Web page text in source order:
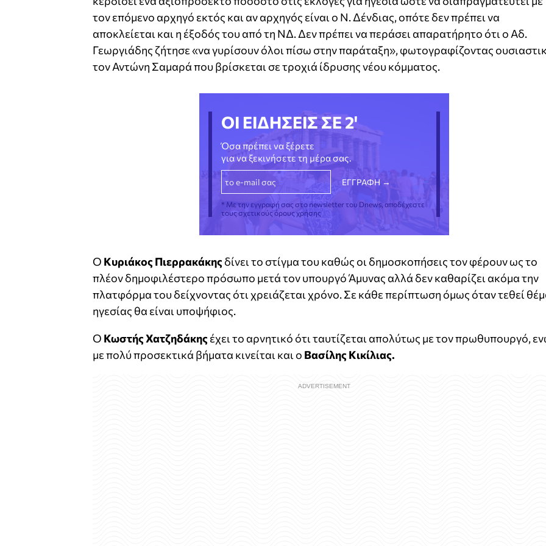
τον επόμενο αρχηγό εκτός και αν αρχηγός είναι ο Ν. Δένδιας, οπότε δεν πρέπει να
αποκλείεται και η έξοδός του από τη ΝΔ. Δεν πρέπει να περάσει απαρατήρητο ότι ο Αδ.
Γεωργιάδης ζήτησε «να γυρίσουν όλοι πίσω στην παράταξη», φωτογραφίζοντας
τον Αντώνη Σαμαρά που βρίσκεται σε τροχιά ίδρυσης νέου κόμματος.
ΟΙ ΕΙΔΗΣΕΙΣ ΣΕ 2'
Όσα πρέπει να ξέρετε
για να ξεκινήσετε τη μέρα σας.
* Με την εγγραφή σας στο newsletter του Dnews, αποδέχεστε
τους σχετικούς όρους χρήσης
Ο Κυριάκος Πιερρακάκης δίνει το στίγμα του καθώς οι δημοσκοπήσεις τον φέρουν ως το
πλέον δημοφιλέστερο πρόσωπο μετά τον υπουργό Άμυνας αλλά δεν καθαρίζει ακόμα την
πλατφόρμα του δείχνοντας ότι χρειάζεται χρόνο. Σε κάθε περίπτωση όμως όταν τεθεί
ηγεσίας θα είναι υποψήφιος.
Ο Κωστής Χατζηδάκης έχει το αρνητικό ότι ταυτίζεται απολύτως με τον πρωθυπουργό,
με πολύ προσεκτικά βήματα κινείται και ο Βασίλης Κικίλιας.